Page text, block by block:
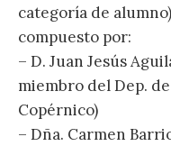
categoría de
compuesto por:
– D. Juan Jesús
miembro del Dep.
Copérnico)
– Dña. Carmen